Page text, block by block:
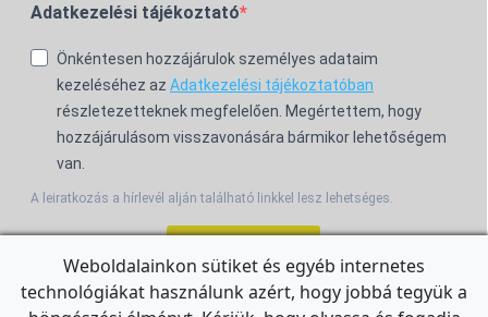
Adatkezelési tájékoztató
Önkéntesen hozzájárulok személyes adataim
kezeléséhez az Adatkezelési tájékoztatóban
részletezetteknek megfelelően. Megértettem, hogy
hozzájárulásom visszavonására bármikor lehetőségem
van.
A leiratkozás a hírlevél alján található linkkel lesz lehetséges.
For the English Newsletter, clickHERE.
Weboldalainkon sütiket és egyéb internetes
technológiákat használunk azért, hogy jobbá tegyük a